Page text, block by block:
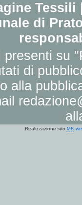
di
su
di
alla
Realizzazione sito MB